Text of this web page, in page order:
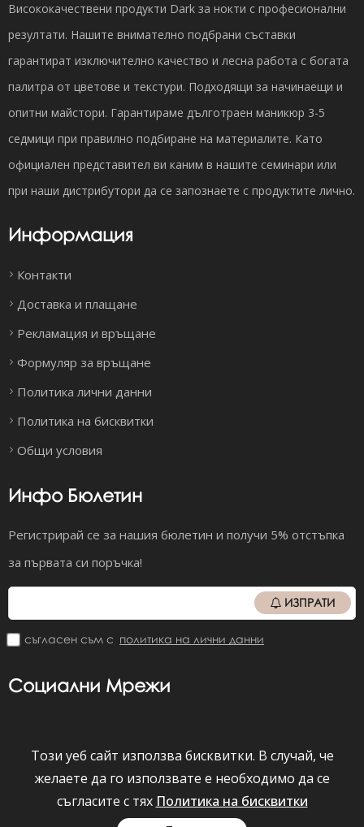
Висококачествени продукти Dark за нокти с професионални
резултати. Нашите внимателно подбрани съставки
гарантират изключително качество и лесна работа с богата
палитра от цветове и текстури. Подходящи за начинаещи и
опитни майстори. Гарантираме дълготраен маникюр 3-5
седмици при правилно подбиране на материалите. Като
официален представител ви каним в нашите семинари или
при наши дистрибутори да се запознаете с продуктите лично.
Информация
Контакти
Доставка и плащане
Рекламация и връщане
Формуляр за връщане
Политика лични данни
Политика на бисквитки
Общи условия
Инфо Бюлетин
Регистрирай се за нашия бюлетин и получи 5% отстъпка
за първата си поръчка!
ИЗПРАТИ
съгласен съм с политика на лични данни
Социални Мрежи
Viber Facebook Instagram YouTube
darkbyrior.bg © 2026 Всички права запазени.
Този уеб сайт използва бисквитки. В случай, че
желаете да го използвате е необходимо да се
съгласите с тях Политика на бисквитки